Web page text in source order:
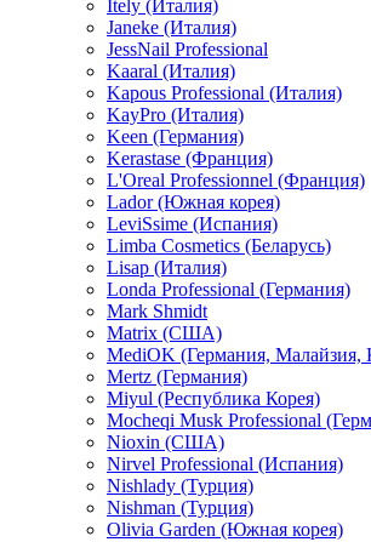
Itely (Италия)
Janeke (Италия)
JessNail Professional
Kaaral (Италия)
Kapous Professional (Италия)
KayPro (Италия)
Keen (Германия)
Kerastase (Франция)
L'Oreal Professionnel (Франция)
Lador (Южная корея)
LeviSsime (Испания)
Limba Cosmetics (Беларусь)
Lisap (Италия)
Londa Professional (Германия)
Mark Shmidt
Matrix (США)
MediOK (Германия, Малайзия,
Mertz (Германия)
Miyul (Республика Корея)
Mocheqi Musk Professional
Nioxin (США)
Nirvel Professional (Испания)
Nishlady (Турция)
Nishman (Турция)
Olivia Garden (Южная корея)